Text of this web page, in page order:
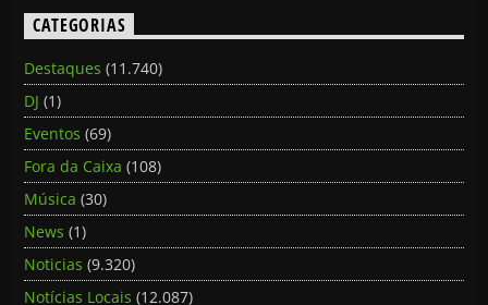
CATEGORIAS
Destaques (11.740)
DJ (1)
Eventos (69)
Fora da Caixa (108)
Música (30)
News (1)
Noticias (9.320)
Notícias Locais (12.087)